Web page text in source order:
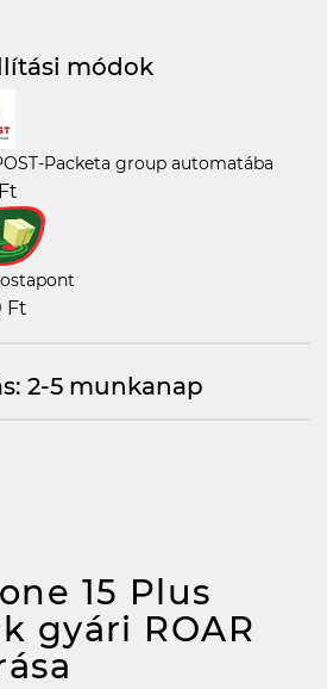
módok
Packeta group automatába
Ft
2-5 munkanap
15 Plus
gyári ROAR